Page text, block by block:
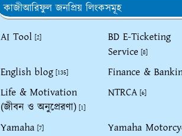
কাজীআরিফুল জনপ্রিয় লিংকসমূহ
AI Tool [2]
BD E-Ticketing
Service [8]
English blog [135] Finance &
Life & Motivation
(জীবন ও অনুপ্রেরণা) [1]
NTRCA [6]
Yamaha [7] Yamaha